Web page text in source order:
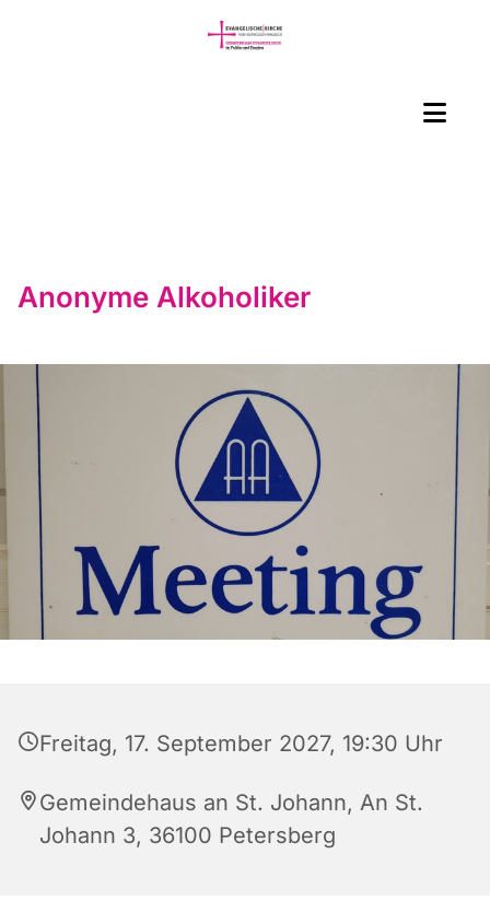
Anonyme Alkoholiker
Freitag, 17. September 2027, 19:30 Uhr
Gemeindehaus an St. Johann, An St.
Johann 3, 36100 Petersberg